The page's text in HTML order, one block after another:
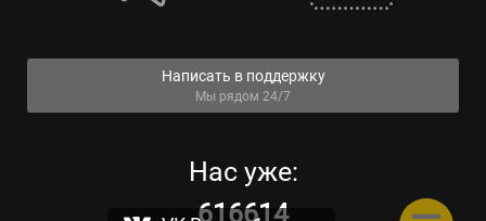
Написать в поддержку
Мы рядом 24/7
Нас уже:
616614